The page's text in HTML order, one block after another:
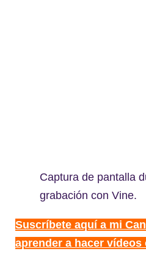
Captura de pantalla
grabación con Vine.
Suscríbete aquí a mi
aprender a hacer vídeos